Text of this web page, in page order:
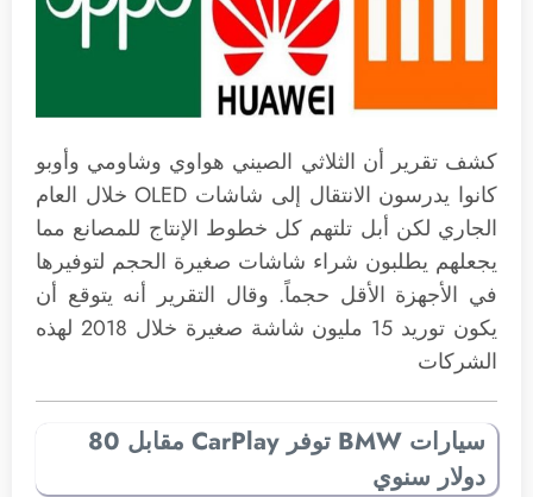
كشف تقرير أن الثلاثي الصيني هواوي وشاومي وأوبو
كانوا يدرسون الانتقال إلى شاشات OLED خلال العام
الجاري لكن أبل تلتهم كل خطوط الإنتاج للمصانع مما
يجعلهم يطلبون شراء شاشات صغيرة الحجم لتوفيرها
في الأجهزة الأقل حجماً. وقال التقرير أنه يتوقع أن
يكون توريد 15 مليون شاشة صغيرة خلال 2018 لهذه
الشركات
سيارات BMW توفر CarPlay مقابل 80
دولار سنوي